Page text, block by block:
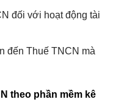
đối với hoạt động tài
đến Thuế TNCN mà
theo phần mềm kê